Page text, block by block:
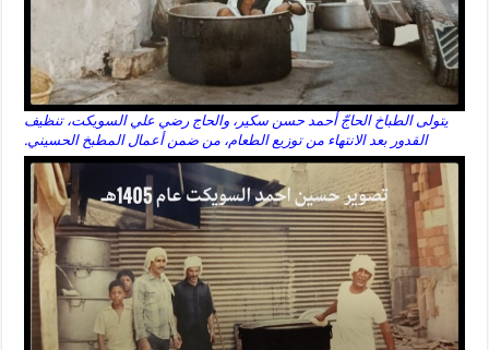
يتولى الطباخ الحاجّ أحمد حسن سكير، والحاج رضي علي السويكت، تنظيف
القدور بعد الانتهاء من توزيع الطعام، من ضمن أعمال المطبخ الحسيني.